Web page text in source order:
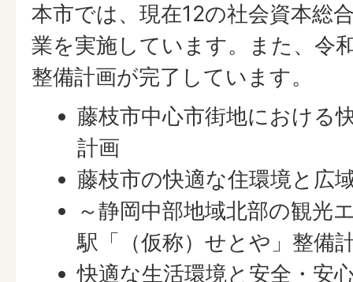
本市では、現在12の社会資本総
業を実施しています。また、令
整備計画が完了しています。
藤枝市中心市街地における
計画
藤枝市の快適な住環境と広
～静岡中部地域北部の観光
駅「（仮称）せとや」整備
快適な生活環境と安全・安